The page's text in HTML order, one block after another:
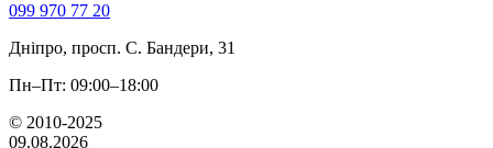
099 970 77 20
Дніпро, просп. С. Бандери, 31
Пн–Пт: 09:00–18:00
© 2010-2025
09.08.2026